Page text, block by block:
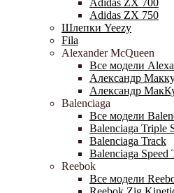
Adidas ZX 700
Adidas ZX 750
Шлепки Yeezy
Fila
Alexander McQueen
Все модели
Александр
Александр
Balenciaga
Все модели
Balenciaga Triple
Balenciaga Track
Balenciaga Speed
Reebok
Все модели